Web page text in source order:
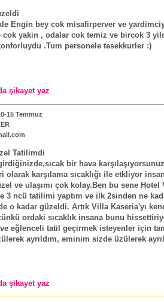
Engin bey cok misafirperver ve
cok yakin , odalar cok temiz ve bircok 3
.Tum personele tesekkurler :)
şikayet yaz
15 Temmuz
Tatilimdi
bir hava
olarak karşılama sıcaklığı ile etkliyor
ve ulaşımı çok kolay.Ben bu sene Hotel
3 ncü tatilimi yaptım ve ilk 2sinden ne
o kadar güzeldi. Artık Villa Kaseria'yı
ordaki sıcaklık insana bunu
eğlenceli tatil geçirmek isteyenler için
ayrıldım, eminim sizde üzülerek
şikayet yaz